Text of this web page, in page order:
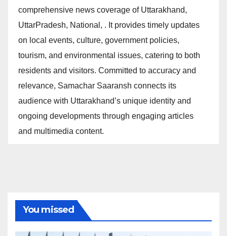
comprehensive news coverage of Uttarakhand,
UttarPradesh, National, . It provides timely updates
on local events, culture, government policies,
tourism, and environmental issues, catering to both
residents and visitors. Committed to accuracy and
relevance, Samachar Saaransh connects its
audience with Uttarakhand’s unique identity and
ongoing developments through engaging articles
and multimedia content.
You missed